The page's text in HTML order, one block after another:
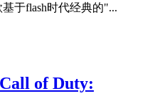
基于flash时代经典的"...
of Duty: